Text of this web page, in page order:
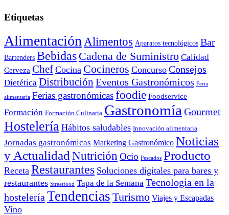
Etiquetas
Alimentación Alimentos Aparatos tecnológicos Bar
Bartenders Bebidas Cadena de Suministro Calidad
Cerveza Chef Cocina Cocineros Concurso Consejos
Dietética Distribución Eventos Gastronómicos Feria
alimentaria Ferias gastronómicasfoodie Foodservice
Formación Formación Culinaria Gastronomía Gourmet
Hostelería Hábitos saludables Innovación alimentaria
Jornadas gastronómicas Marketing Gastronómico Noticias
y Actualidad Nutrición Ocio Pescados Producto
Receta Restaurantes Soluciones digitales para bares y
restaurantes Streetfood Tapa de la Semana Tecnología en la
hostelería Tendencias Turismo Viajes y Escapadas
Vino